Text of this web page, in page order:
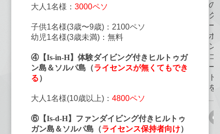
大人1名様：3000ペソ
子供1名様(3歳〜9歳)：2100ペソ
幼児1名様(3歳未満)：無料
④【Is-in-H】体験ダイビング付きヒルトゥガ
ン島＆ソルパ島（ライセンスが無くてもでき
る）
大人1名様(10歳以上)：4800ペソ
⑥【Is-d-H】ファンダイビング付きヒルトゥ
ガン島＆ソルパ島（ライセンス保持者向け）
の
ク
ー
ポ
ン
コ
ー
ド
を